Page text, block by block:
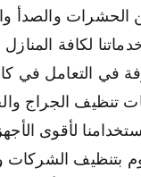
الحشرات والصدأ
لكافة
في التعامل في
تنظيف الجراج
لأقوى
بتنظيف